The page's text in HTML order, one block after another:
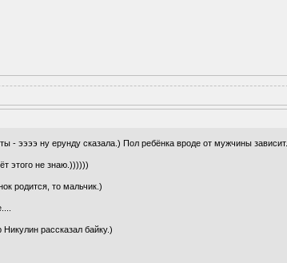
- ээээ ну ерунду сказала.) Пол ребёнка вроде от мужчины
этого не знаю.))))))
родится, то мальчик.)
рассказал байку.)